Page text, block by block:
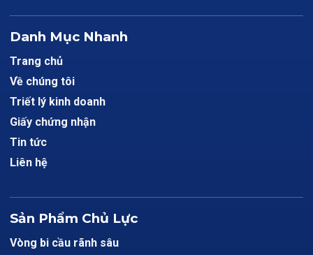
Danh Mục Nhanh
Trang chủ
Về chúng tôi
Triết lý kinh doanh
Giấy chứng nhận
Tin tức
Liên hệ
Sản Phẩm Chủ Lực
Vòng bi cầu rãnh sâu